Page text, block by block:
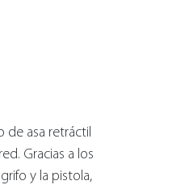
asa retráctil
Gracias a los
y la pistola,